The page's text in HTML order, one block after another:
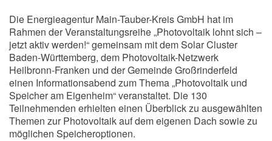
Die Energieagentur Main-Tauber-Kreis GmbH hat im
Rahmen der Veranstaltungsreihe „Photovoltaik lohnt sich –
jetzt aktiv werden!“ gemeinsam mit dem Solar Cluster
Baden-Württemberg, dem Photovoltaik-Netzwerk
Heilbronn-Franken und der Gemeinde Großrinderfeld
einen Informationsabend zum Thema „Photovoltaik und
Speicher am Eigenheim“ veranstaltet. Die 130
Teilnehmenden erhielten einen Überblick zu ausgewählten
Themen zur Photovoltaik auf dem eigenen Dach sowie zu
möglichen Speicheroptionen.